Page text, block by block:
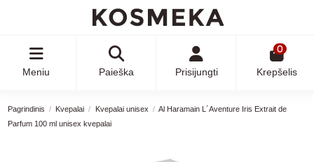
Meniu Paieška Prisijungti
0
Krepšelis
Pagrindinis Kvepalai Kvepalai unisex
Al Haramain L´Aventure Iris Extrait de
Parfum 100 ml unisex kvepalai